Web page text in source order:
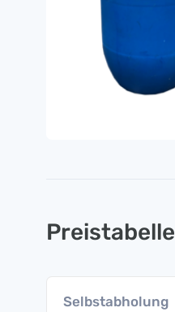
Preistabelle
Selbstabholung